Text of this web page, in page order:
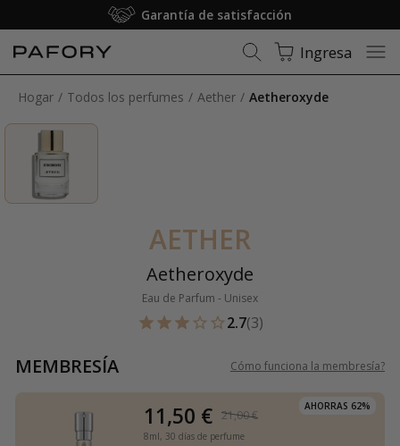
Garantía de satisfacción
Ingresa
Hogar Todos los perfumes Aether Aetheroxyde
AETHER
Aetheroxyde
Eau de Parfum - Unisex
2.7(3)
MEMBRESÍA Cómo funciona la membresía?
AHORRAS 62%
11,50 € 21,00 €
8ml, 30 días de perfume